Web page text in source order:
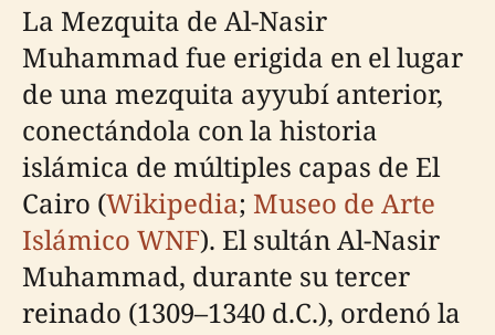
La Mezquita de Al-Nasir
Muhammad fue erigida en el lugar
de una mezquita ayyubí anterior,
conectándola con la historia
islámica de múltiples capas de El
Cairo (Wikipedia; Museo de Arte
Islámico WNF). El sultán Al-Nasir
Muhammad, durante su tercer
reinado (1309–1340 d.C.), ordenó la